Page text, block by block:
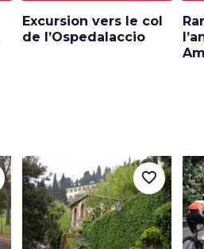
Excursion vers le col
de l’Ospedalaccio
favorite_border